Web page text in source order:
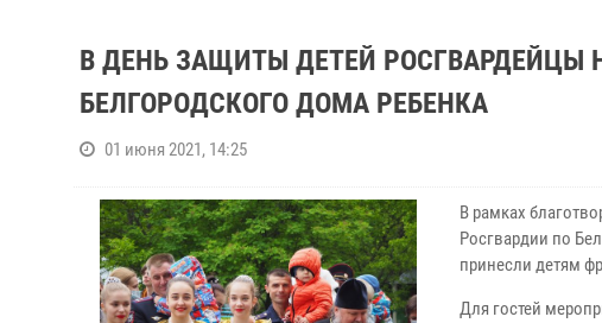
В ДЕНЬ ЗАЩИТЫ ДЕТЕЙ РОСГВАРДЕЙЦЫ
БЕЛГОРОДСКОГО ДОМА РЕБЕНКА
01 июня 2021, 14:25
В рамках
Росгвардии по
принесли детям
Для гостей